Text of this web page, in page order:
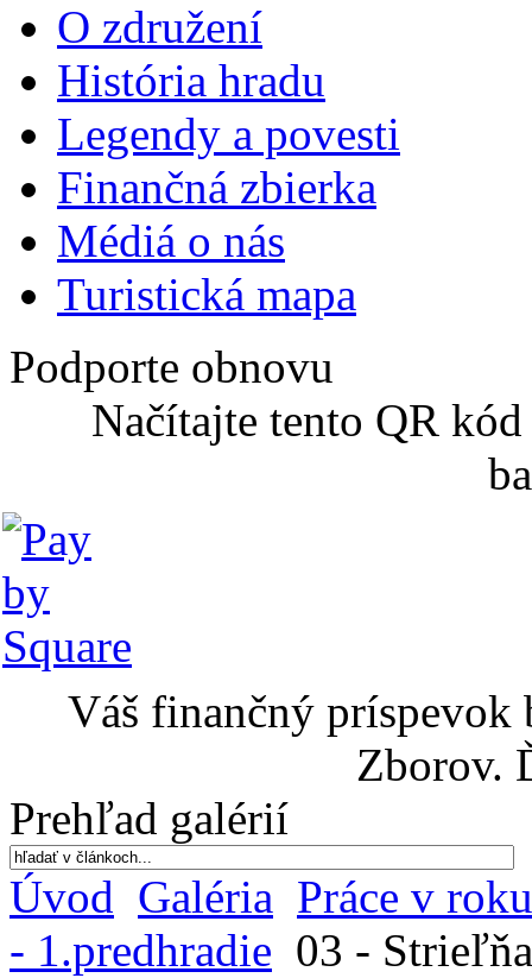
O združení
História hradu
Legendy a povesti
Finančná zbierka
Médiá o nás
Turistická mapa
Podporte obnovu
Načítajte tento QR
Váš finančný príspevok
Zborov.
Prehľad galérií
Úvod Galéria Práce v
- 1.predhradie 03 -